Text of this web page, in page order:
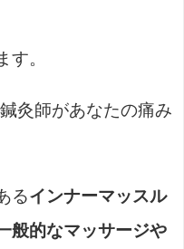
す。
灸師があなたの痛み
るインナーマッスル
般的なマッサージや